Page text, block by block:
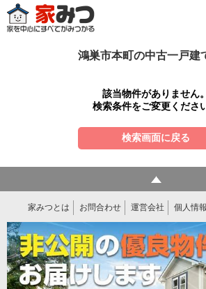
鴻巣市本町の中古一戸建
該当物件がありません。
検索条件をご変更くださ
検索画面に戻る
家みつとは お問合わせ 運営会社 個人情